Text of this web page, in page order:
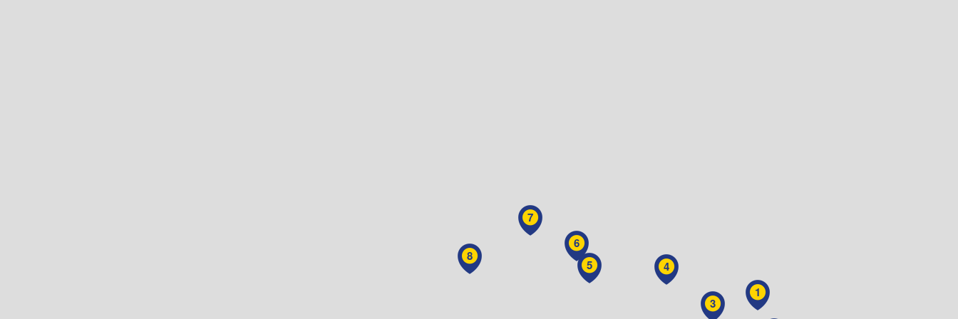
1
3
4
5
6
7
8